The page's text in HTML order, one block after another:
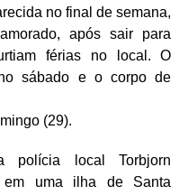
no final de semana,
após sair para
férias no local. O
sábado e o corpo de
(29).
polícia local Torbjorn
em uma ilha de Santa